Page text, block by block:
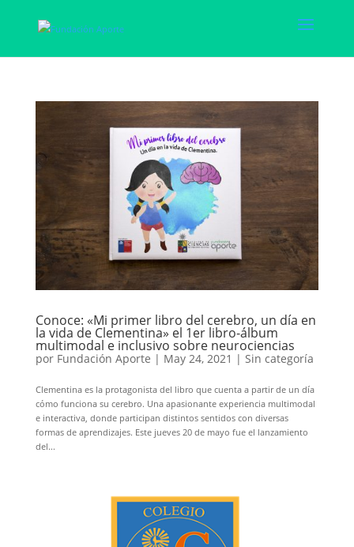
Conoce: «Mi primer libro del cerebro, un día en
la vida de Clementina» el 1er libro-álbum
multimodal e inclusivo sobre neurociencias
por Fundación Aporte | May 24, 2021 | Sin categoría
Clementina es la protagonista del libro que cuenta a partir de un día
cómo funciona su cerebro. Una apasionante experiencia multimodal
e interactiva, donde participan distintos sentidos con diversas
formas de aprendizajes. Este jueves 20 de mayo fue el lanzamiento
del...